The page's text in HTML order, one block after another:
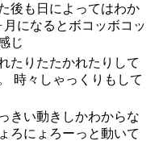
後も日によってはわか
になるとボコッボコッ
じ
たりたたかれたりして
時々しゃっくりもして
きい動きしかわからな
ろにょろーっと動いて